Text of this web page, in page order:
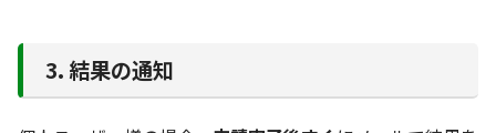
3. 結果の通知